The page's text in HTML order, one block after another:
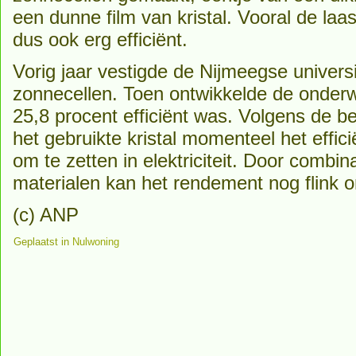
een dunne film van kristal. Vooral de
dus ook erg efficiënt.
Vorig jaar vestigde de Nijmeegse
zonnecellen. Toen ontwikkelde de
25,8 procent efficiënt was. Volgens de
het gebruikte kristal momenteel het
om te zetten in elektriciteit. Door
materialen kan het rendement nog flink
(c) ANP
Geplaatst in Nulwoning